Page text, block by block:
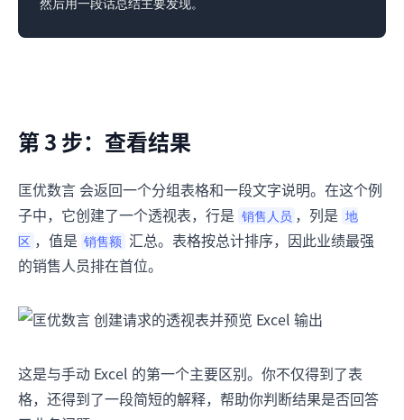
第 3 步：查看结果
匡优数言 会返回一个分组表格和一段文字说明。在这个例
子中，它创建了一个透视表，行是 销售人员 ，列是 地
区 ，值是 销售额 汇总。表格按总计排序，因此业绩最强
的销售人员排在首位。
这是与手动 Excel 的第一个主要区别。你不仅得到了表
格，还得到了一段简短的解释，帮助你判断结果是否回答